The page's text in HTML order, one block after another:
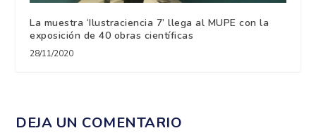
La muestra ‘Ilustraciencia 7’ llega al MUPE con la
exposición de 40 obras científicas
28/11/2020
DEJA UN COMENTARIO